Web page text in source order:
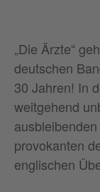
„Die Ärzte“
deutschen
30 Jahren! In
weitgehend
provokanten
englischen